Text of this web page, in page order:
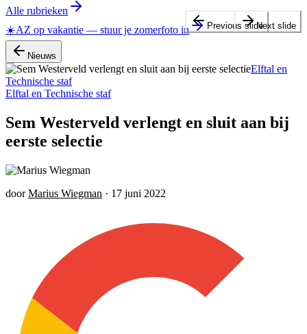
Alle rubrieken
☀️AZ op vakantie — stuur je zomerfoto in
Nieuws
Elftal en
Technische staf
Elftal en Technische staf
Sem Westerveld verlengt en sluit aan bij
eerste selectie
door Marius Wiegman · 17 juni 2022
Previous slideNext slide